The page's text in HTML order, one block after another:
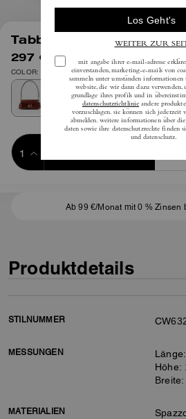
Tabby Schultertasche 20
297 € 425 €
COLOR: Messing/Dunkel neutral
Ab 99 €/Monat mit 0 % Zinsen
Produktdetails
STILNUMMER
MESSUNGEN
Höhe:
MATERIALIEN